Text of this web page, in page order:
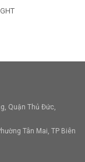
Quận Thủ Đức,
Tân Mai, TP Biên